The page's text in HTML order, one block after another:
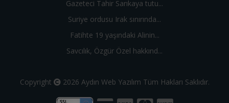
Gazeteci Tahir Sarıkaya tutu...
Suriye ordusu Irak sınırında...
Fatihte 19 yaşındaki Alinin...
Savcılık, Özgür Özel hakkınd...
Copyright 2026 Aydın Web Yazılım Tüm Hakları Saklıdır.